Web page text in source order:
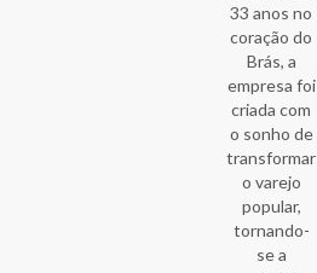
33 anos no
coração do
Brás, a
empresa foi
criada com
o sonho de
transformar
o varejo
popular,
tornando-
se a